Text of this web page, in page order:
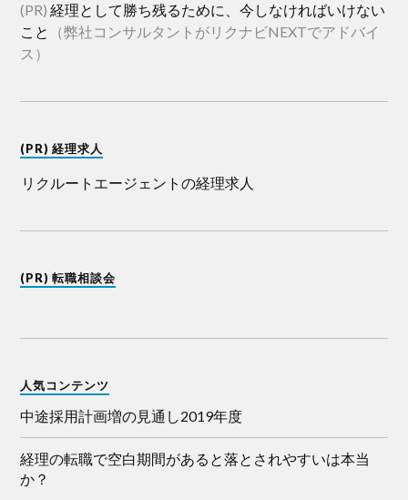
(PR)経理として勝ち残るために、今しなければいけない
こと
（弊社コンサルタントがリクナビNEXTでアドバイ
ス）
(PR) 経理求人
リクルートエージェントの経理求人
(PR) 転職相談会
人気コンテンツ
中途採用計画増の見通し2019年度
経理の転職で空白期間があると落とされやすいは本当
か？